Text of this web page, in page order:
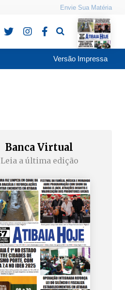
Envie Sua Matéria
Pesquisa
Versão Impressa
Banca Virtual
Leia a última edição